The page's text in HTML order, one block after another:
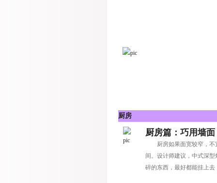
厨房
厨房篇：巧用墙
厨房如果面宽较窄，
间。设计师建议，中式深
碎的东西，最好都能挂上